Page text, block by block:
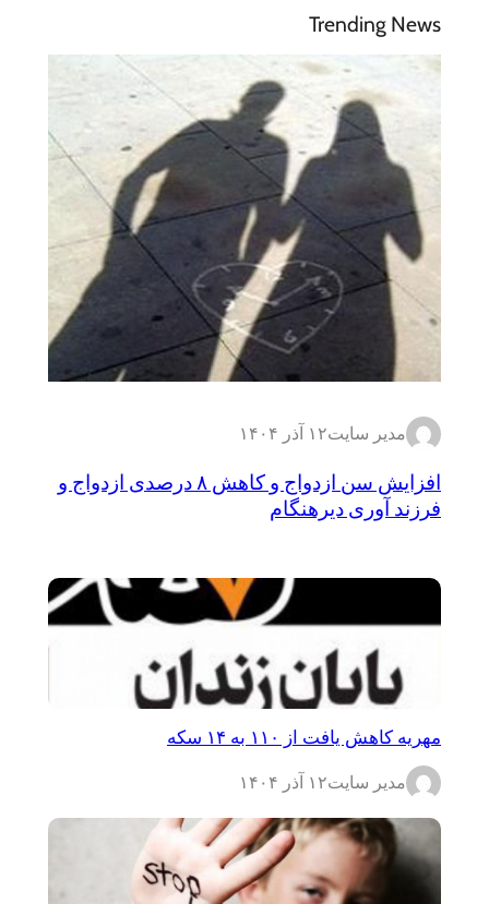
Trending News
مدیر سایت۱۲ آذر ۱۴۰۴
افزایش سن ازدواج و کاهش ۸ درصدی ازدواج و
فرزند آوری دیرهنگام
مهریه کاهش یافت از ۱۱۰ به ۱۴ سکه
مدیر سایت۱۲ آذر ۱۴۰۴